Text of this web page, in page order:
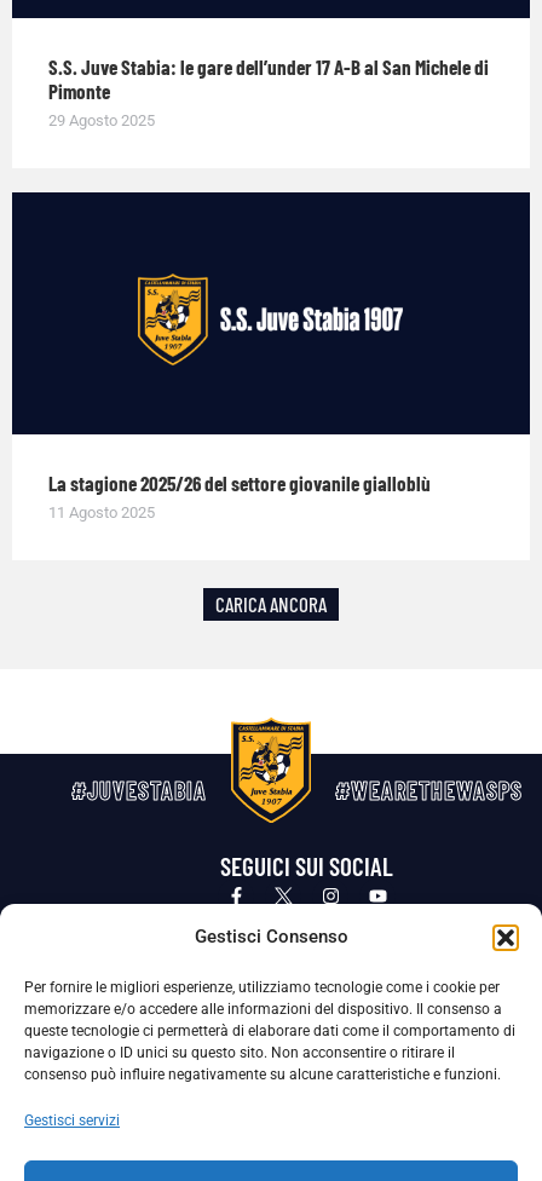
Gestisci Consenso
Per fornire le migliori esperienze, utilizziamo tecnologie come i cookie per
memorizzare e/o accedere alle informazioni del dispositivo. Il consenso a
queste tecnologie ci permetterà di elaborare dati come il comportamento di
navigazione o ID unici su questo sito. Non acconsentire o ritirare il
consenso può influire negativamente su alcune caratteristiche e funzioni.
Gestisci servizi
S.S. Juve Stabia: le gare dell’under 17 A-B al San Michele di
Pimonte
29 Agosto 2025
La stagione 2025/26 del settore giovanile gialloblù
11 Agosto 2025
CARICA ANCORA
#JUVESTABIA #WEARETHEWASPS
SEGUICI SUI SOCIAL
Privacy Policy Cookie Policy
La Società ha nominato il Responsabile della Protezione dei Dati Personali (DPO), figura specializzata che vigila sulle modalità
adottate dalla nostra Società per tutelare i Suoi dati personali.
Per contattare il DPO può scrivere a